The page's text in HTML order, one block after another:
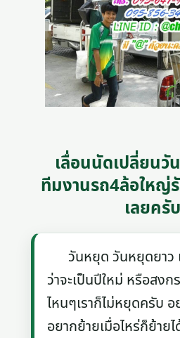
เลื่อนนัดเปลี่ยนวั
ทีมงานรถ4ล้อใหญ่
เลยครับ
วันหยุด วันหยุดยาว
ว่าจะเป็นปีใหม่ หรือสง
ไหนๆเราก็ไม่หยุดครับ
อยากย้ายเมื่อไหร่ก็ย้าย